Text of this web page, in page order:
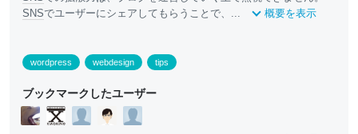
SNSでユーザーにシェアしてもらうことで、... 概要を表示
wordpress webdesign tips
ブックマークしたユーザー